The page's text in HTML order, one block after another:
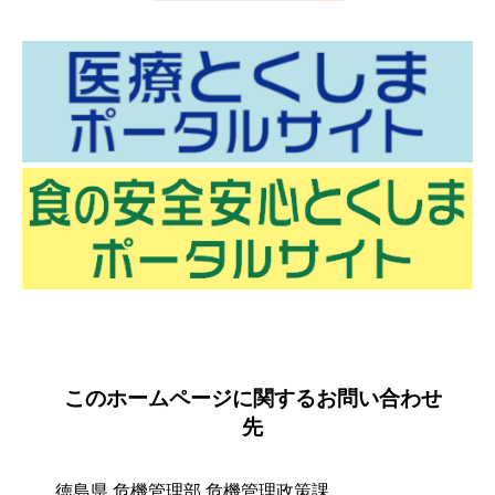
このホームページに関するお問い合わせ
先
徳島県 危機管理部 危機管理政策課